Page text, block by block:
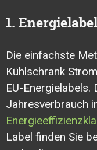
1.
Die einfachste
Kühlschrank
EU-
Jahresverbrauch
Label finden Sie